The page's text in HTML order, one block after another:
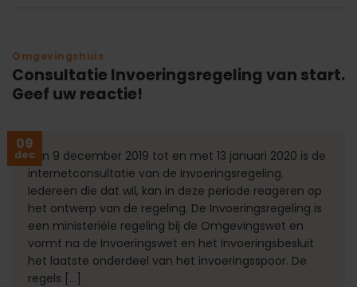
Omgevingshuis
Consultatie Invoeringsregeling van start.
Geef uw reactie!
09
decVan 9 december 2019 tot en met 13 januari 2020 is de
internetconsultatie van de Invoeringsregeling.
Iedereen die dat wil, kan in deze periode reageren op
het ontwerp van de regeling. De Invoeringsregeling is
een ministeriële regeling bij de Omgevingswet en
vormt na de Invoeringswet en het Invoeringsbesluit
het laatste onderdeel van het invoeringsspoor. De
regels […]